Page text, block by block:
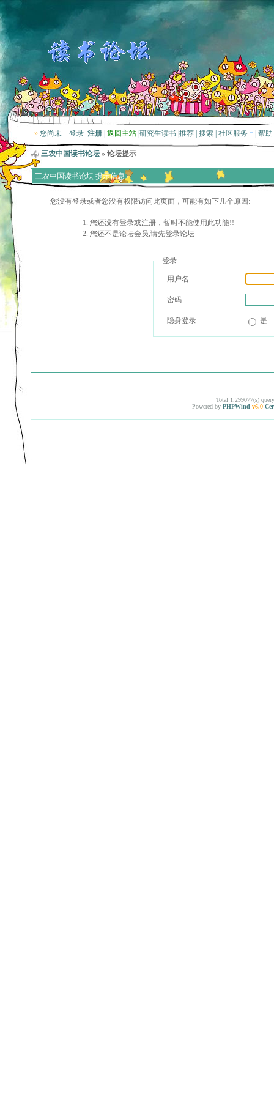
» 您尚未 登录 注册 返回主站 研究生读书 推荐 搜索 社区服务 帮助
三农中国读书论坛 » 论坛提示
三农中国读书论坛 提示信息
您没有登录或者您没有权限访问此页面，可能有如下几个原因:
您还没有登录或注册，暂时不能使用此功能!!
您还不是论坛会员,请先登录论坛
登录
用户名
密码
隐身登录 是
Total 1.299077(s)
Powered by PHPWind v6.0